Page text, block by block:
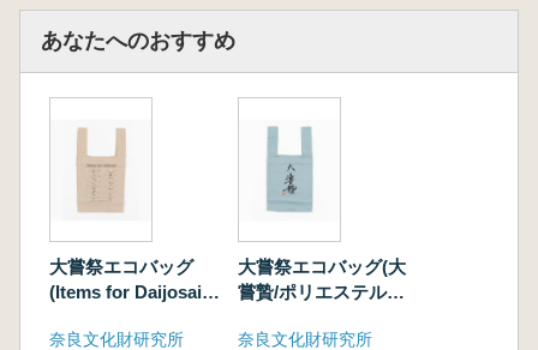
あなたへのおすすめ
大嘗祭エコバッグ
(Items for Daijosai/
奈良文化財研究所
大嘗祭エコバッグ(大
嘗贄/ポリエステル
奈良文化財研究所